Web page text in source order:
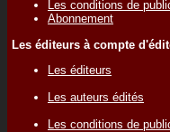
Les conditions de
Abonnement
Les éditeurs à compte
Les éditeurs
Les auteurs édités
Les conditions de